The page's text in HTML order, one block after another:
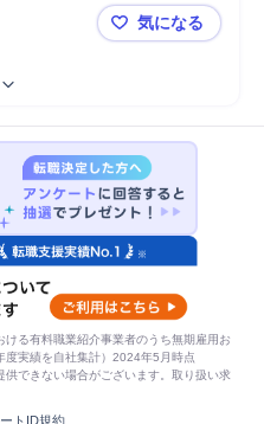
企画営業職
気になる
る有料職業紹介事業者のうち無期雇用お
度実績を自社集計）2024年5月時点
できない場合がございます。取り扱い求
トID規約